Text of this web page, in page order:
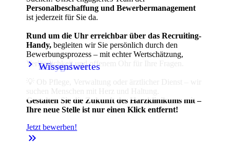
keyboard_arrow_right Babygalerie
keyboard_arrow_right Wissenswertes
Personalbeschaffung und Bewerbermanagement
ist jederzeit für Sie da.
Rund um die Uhr erreichbar über das Recruiting-
Handy, begleiten wir Sie persönlich durch den
Bewerbungsprozess – mit echter Wertschätzung,
Verlässlichkeit und offenem Ohr für Ihre Fragen.
Gestalten Sie die Zukunft des Harzklinikums mit –
Ihre neue Stelle ist nur einen Klick entfernt!
Jetzt bewerben!
keyboard_double_arrow_right